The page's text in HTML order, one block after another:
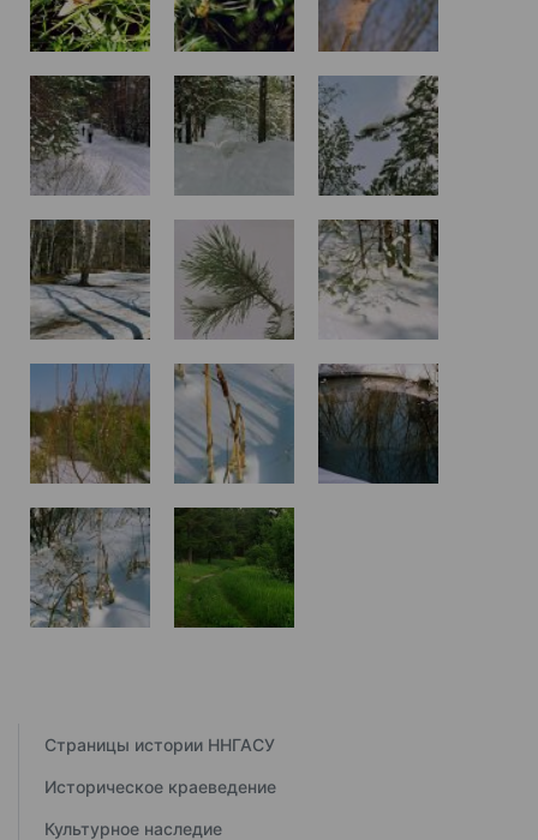
Страницы истории ННГАСУ
Историческое краеведение
Культурное наследие